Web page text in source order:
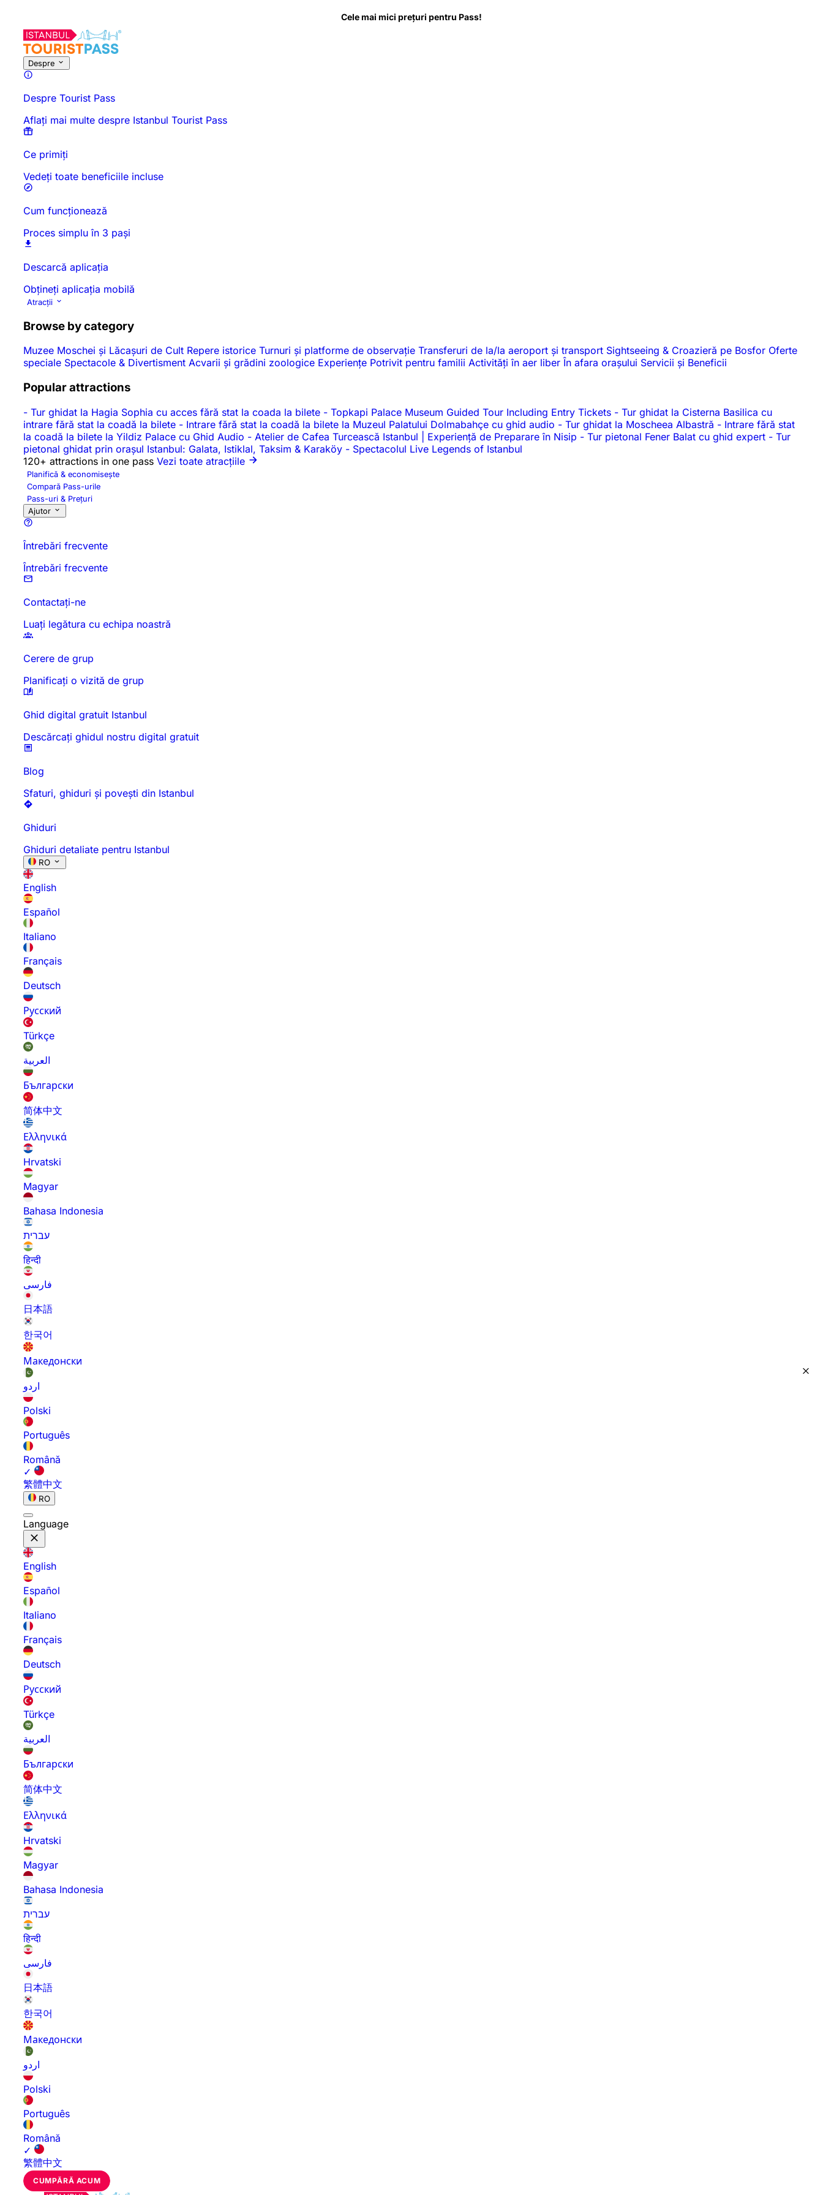
Cele mai mici prețuri pentru Pass!
Despre
Despre Tourist Pass
Aflați mai multe despre Istanbul Tourist Pass
Ce primiți
Vedeți toate beneficiile incluse
Cum funcționează
Proces simplu în 3 pași
Descarcă aplicația
Obțineți aplicația mobilă
Atracții
Browse by category
Muzee Moschei și Lăcașuri de Cult Repere istorice Turnuri și platforme de observație Transferuri de la/la aeroport și transport Sightseeing & Croazieră pe Bosfor Oferte
speciale Spectacole & Divertisment Acvarii și grădini zoologice Experiențe Potrivit pentru familii Activități în aer liber În afara orașului Servicii și Beneficii
Popular attractions
- Tur ghidat la Hagia Sophia cu acces fără stat la coada la bilete - Topkapi Palace Museum Guided Tour Including Entry Tickets - Tur ghidat la Cisterna Basilica cu
intrare fără stat la coadă la bilete - Intrare fără stat la coadă la bilete la Muzeul Palatului Dolmabahçe cu ghid audio - Tur ghidat la Moscheea Albastră - Intrare fără stat
la coadă la bilete la Yildiz Palace cu Ghid Audio - Atelier de Cafea Turcească Istanbul | Experiență de Preparare în Nisip - Tur pietonal Fener Balat cu ghid expert - Tur
pietonal ghidat prin orașul Istanbul: Galata, Istiklal, Taksim & Karaköy - Spectacolul Live Legends of Istanbul
120+ attractions in one pass Vezi toate atracțiile
Planifică & economisește
Compară Pass-urile
Pass-uri & Prețuri
Ajutor
Întrebări frecvente
Întrebări frecvente
Contactați-ne
Luați legătura cu echipa noastră
Cerere de grup
Planificați o vizită de grup
Ghid digital gratuit Istanbul
Descărcați ghidul nostru digital gratuit
Blog
Sfaturi, ghiduri și povești din Istanbul
Ghiduri
Ghiduri detaliate pentru Istanbul
RO
English
Español
Italiano
Français
Deutsch
Русский
Türkçe
العربية
Български
简体中文
Ελληνικά
Hrvatski
Magyar
Bahasa Indonesia
עברית
हिन्दी
فارسی
日本語
한국어
Македонски
اردو
Polski
Português
Română
✓
繁體中文
RO
Language
English
Español
Italiano
Français
Deutsch
Русский
Türkçe
العربية
Български
简体中文
Ελληνικά
Hrvatski
Magyar
Bahasa Indonesia
עברית
हिन्दी
فارسی
日本語
한국어
Македонски
اردو
Polski
Português
Română
✓
繁體中文
CUMPĂRĂ ACUM
De știut înainte de vizită Întrebări frecvente